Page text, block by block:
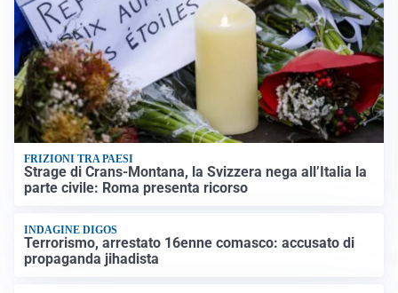
FRIZIONI TRA PAESI
Strage di Crans-Montana, la Svizzera nega all’Italia la
parte civile: Roma presenta ricorso
INDAGINE DIGOS
Terrorismo, arrestato 16enne comasco: accusato di
propaganda jihadista